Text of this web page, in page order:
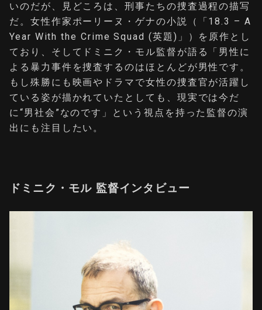
いのだが、見どころは、刑事たちの捜査過程の描写
だ。女性作家ポーリーヌ・ゲナの小説（「18.3 – A
Year With the Crime Squad (英題)」）を原作とし
ており、そしてドミニク・モル監督が語る「男性に
よる暴力事件を捜査するのはほとんどが男性です。
もし殊勝にも映画やドラマで女性の捜査官が活躍し
ている姿が描かれていたとしても、現実では今だ
に“男社会”なのです」という視点を持った監督の演
出にも注目したい。
ドミニク・モル 監督インタビュー